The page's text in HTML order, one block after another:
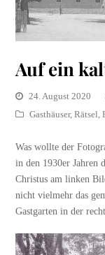
Auf ein
24. August 2020
Gasthäuser,Rätsel ,
Was wollte der
in den 1930er Jahren
Christus am linken
nicht vielmehr das
Gastgarten in der